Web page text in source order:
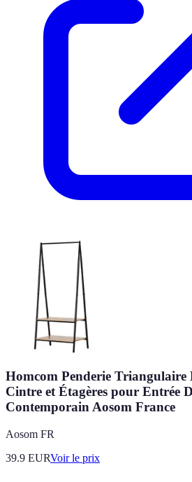
Homcom Penderie Triangulaire
Cintre et Étagères pour Entrée
Contemporain Aosom France
Aosom FR
39.9 EURVoir le prix